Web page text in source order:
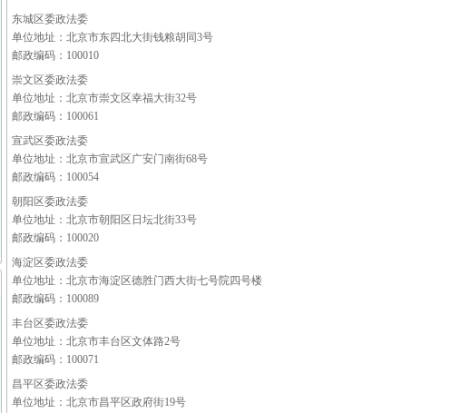
东城区委政法委
单位地址：北京市东四北大街钱粮胡同3号
邮政编码： 100010
崇文区委政法委
单位地址：北京市崇文区幸福大街32号
邮政编码： 100061
宣武区委政法委
单位地址：北京市宣武区广安门南街68号
邮政编码： 100054
朝阳区委政法委
单位地址：北京市朝阳区日坛北街33号
邮政编码： 100020
海淀区委政法委
单位地址：北京市海淀区德胜门西大街七号院四号楼
邮政编码： 100089
丰台区委政法委
单位地址：北京市丰台区文体路2号
邮政编码： 100071
昌平区委政法委
单位地址：北京市昌平区政府街19号